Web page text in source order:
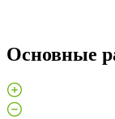
Основные